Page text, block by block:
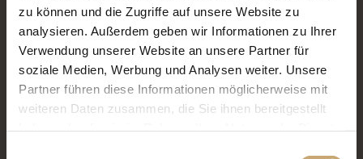
zu können und die Zugriffe auf unsere Website zu
analysieren. Außerdem geben wir Informationen zu Ihrer
Verwendung unserer Website an unsere Partner für
soziale Medien, Werbung und Analysen weiter. Unsere
Partner führen diese Informationen möglicherweise mit
weiteren Daten zusammen, die Sie ihnen bereitgestellt
Lodges in Move
Bienenwohnungen
LUNAIRES